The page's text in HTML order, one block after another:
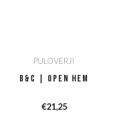
PULOVERJI
B&C | Open Hem
€21,25